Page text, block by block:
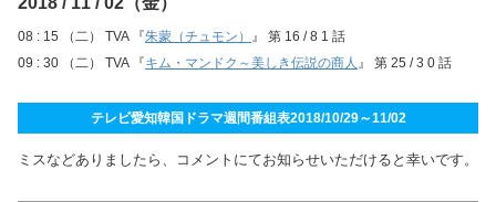
08 : 15 （二） TVA 『朱蒙（チュモン） 』 第 16 / 8 1 話
09 : 30 （二） TVA 『キム・マンドク～美しき伝説の商人 』 第 25 / 3 0 話
テレビ愛知韓国ドラマ週間番組表2018/10/29～11/02
ミスなどありましたら、コメントにてお知らせいただけると幸いです。